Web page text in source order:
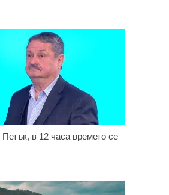
в 12 часа времето се